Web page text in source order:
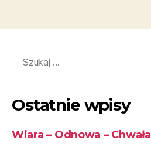
Ostatnie wpisy
Wiara – Odnowa – Chwała